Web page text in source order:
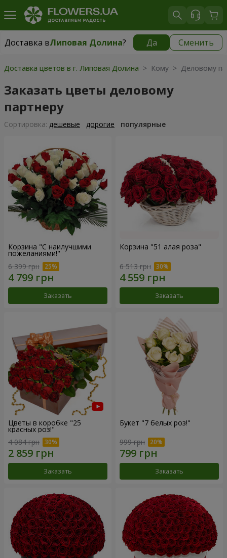
Доставка вЛиповая Долина? Да Сменить
Доставка вЛиповая Долина|1520 грн
Доставка цветов в г. Липовая Долина > Кому > Деловому
Заказать цветы деловому
партнеру
Cортировка: дешевые дорогие популярные
Корзина "С наилучшими
пожеланиями!"
6 399 грн
Заказать
Корзина "51 алая роза"
6 513 грн
Заказать
Цветы в коробке "25
красных роз!"
4 084 грн
Заказать
Букет "7 белых роз!"
999 грн
Заказать